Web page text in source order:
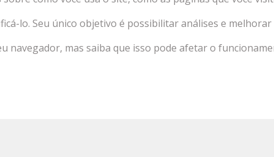
lo. Seu único objetivo é possibilitar análises e
navegador, mas saiba que isso pode afetar o